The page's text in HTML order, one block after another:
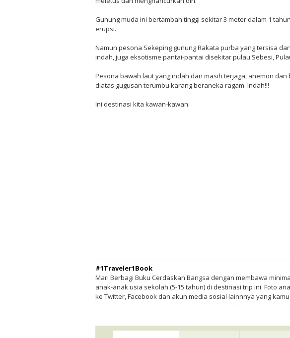
Gunung muda ini bertambah tinggi sekitar 3 meter dalam 1
erupsi.
Namun pesona Sekeping gunung Rakata purba yang tersisa
indah, juga eksotisme pantai-pantai disekitar pulau Sebesi,
Pesona bawah laut yang indah dan masih terjaga, anemon
diatas gugusan terumbu karang beraneka ragam. Indah!!!
Ini destinasi kita kawan-kawan:
#1Traveler1Book
Mari Berbagi Buku Cerdaskan Bangsa dengan membawa
anak-anak usia sekolah (5-15 tahun) di destinasi trip ini. Foto
ke Twitter, Facebook dan akun media sosial lainnnya yang